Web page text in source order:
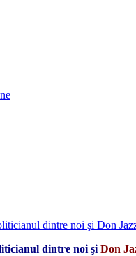
dintre noi şi Don